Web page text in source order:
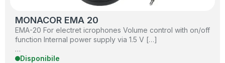
MONACOR EMA 20
EMA-20 For electret icrophones Volume control with on/off
function Internal power supply via 1.5 V […]
…
Disponibile